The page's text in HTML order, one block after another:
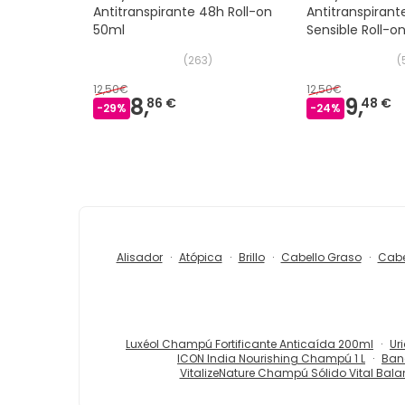
Antitranspirante 48h Roll-on
50ml
(263)
12,50€
-29% 8,86 €
Sensible Roll-
(
12,50€
-24% 9,48 €
Alisador Atópica Brillo Cabello Graso
Luxéol Champú Fortificante Anticaída 200ml
ICON India Nourishing Champú 1 L
VitalizeNature Champú Sólido Vital